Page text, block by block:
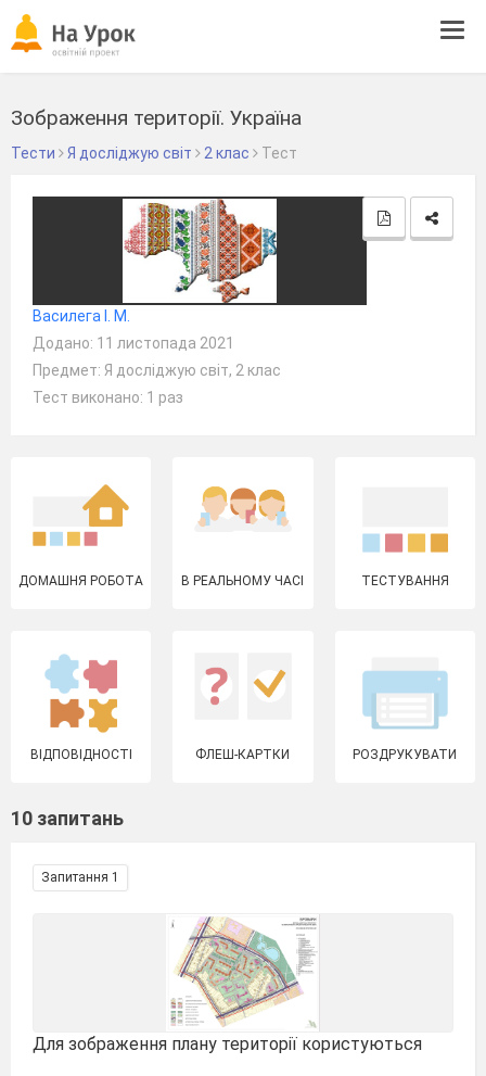
Зображення території. Україна
Тести Я досліджую світ 2 клас Тест
Василега І. М.
Додано: 11 листопада 2021
Предмет: Я досліджую світ, 2 клас
Тест виконано: 1 раз
ДОМАШНЯ РОБОТА В РЕАЛЬНОМУ ЧАСІ ТЕСТУВАННЯ
ВІДПОВІДНОСТІ ФЛЕШ-КАРТКИ РОЗДРУКУВАТИ
10 запитань
Запитання 1
Для зображення плану території користуються